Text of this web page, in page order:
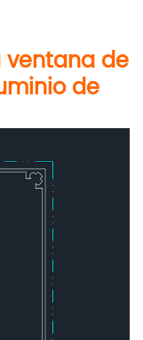
ventana de
de